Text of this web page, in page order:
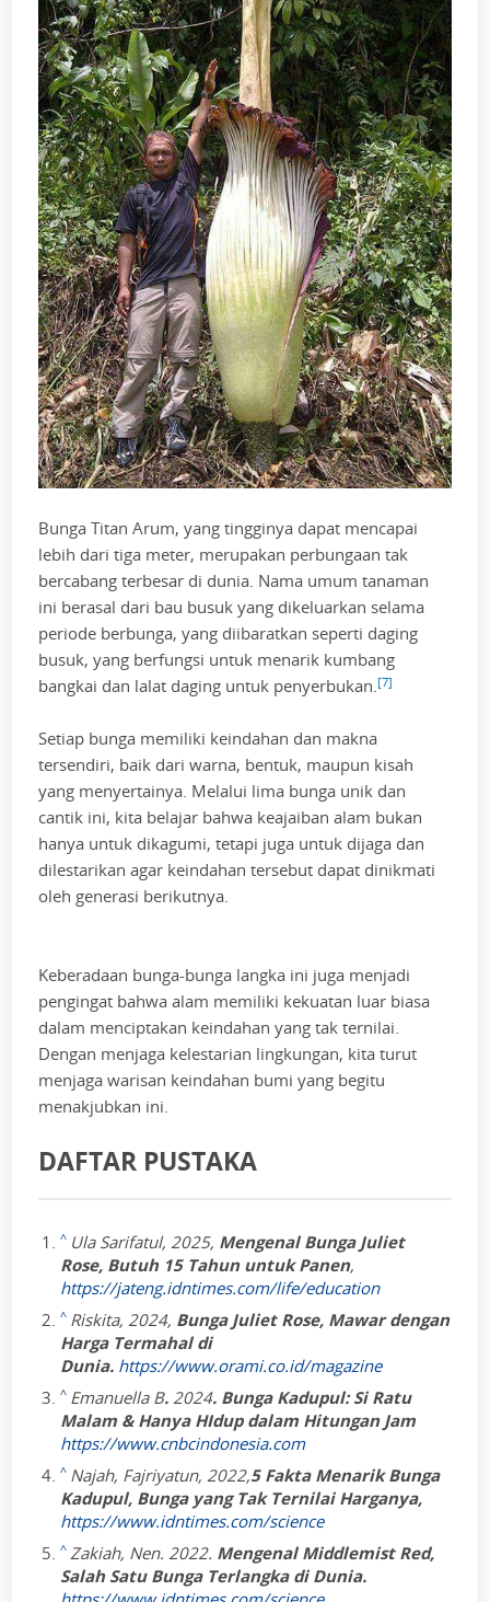
Bunga Titan Arum, yang tingginya dapat mencapai
lebih dari tiga meter, merupakan perbungaan tak
bercabang terbesar di dunia. Nama umum tanaman
ini berasal dari bau busuk yang dikeluarkan selama
periode berbunga, yang diibaratkan seperti daging
busuk, yang berfungsi untuk menarik kumbang
bangkai dan lalat daging untuk penyerbukan.[7]
Setiap bunga memiliki keindahan dan makna
tersendiri, baik dari warna, bentuk, maupun kisah
yang menyertainya. Melalui lima bunga unik dan
cantik ini, kita belajar bahwa keajaiban alam bukan
hanya untuk dikagumi, tetapi juga untuk dijaga dan
dilestarikan agar keindahan tersebut dapat dinikmati
oleh generasi berikutnya.
Keberadaan bunga-bunga langka ini juga menjadi
pengingat bahwa alam memiliki kekuatan luar biasa
dalam menciptakan keindahan yang tak ternilai.
Dengan menjaga kelestarian lingkungan, kita turut
menjaga warisan keindahan bumi yang begitu
menakjubkan ini.
DAFTAR PUSTAKA
^ Ula Sarifatul, 2025, Mengenal Bunga Juliet
Rose, Butuh 15 Tahun untuk Panen,
https://jateng.idntimes.com/life/education
^ Riskita, 2024, Bunga Juliet Rose, Mawar dengan
Harga Termahal di
Dunia. https://www.orami.co.id/magazine
^ Emanuella B.2024. Bunga Kadupul: Si Ratu
Malam & Hanya HIdup dalam Hitungan Jam
https://www.cnbcindonesia.com
^ Najah, Fajriyatun, 2022,5 Fakta Menarik Bunga
Kadupul, Bunga yang Tak Ternilai Harganya,
https://www.idntimes.com/science
^ Zakiah, Nen. 2022. Mengenal Middlemist Red,
Salah Satu Bunga Terlangka di Dunia.